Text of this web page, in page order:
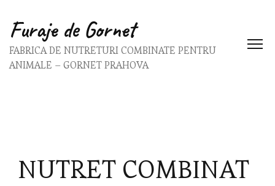
Furaje de Gornet
FABRICA DE NUTRETURI COMBINATE PENTRU
ANIMALE – GORNET PRAHOVA
NUTRET COMBINAT